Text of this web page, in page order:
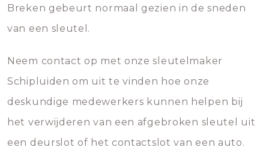
Breken gebeurt normaal gezien in de sneden
van een sleutel.
Neem contact op met onze sleutelmaker
Schipluiden om uit te vinden hoe onze
deskundige medewerkers kunnen helpen bij
het verwijderen van een afgebroken sleutel uit
een deurslot of het contactslot van een auto.